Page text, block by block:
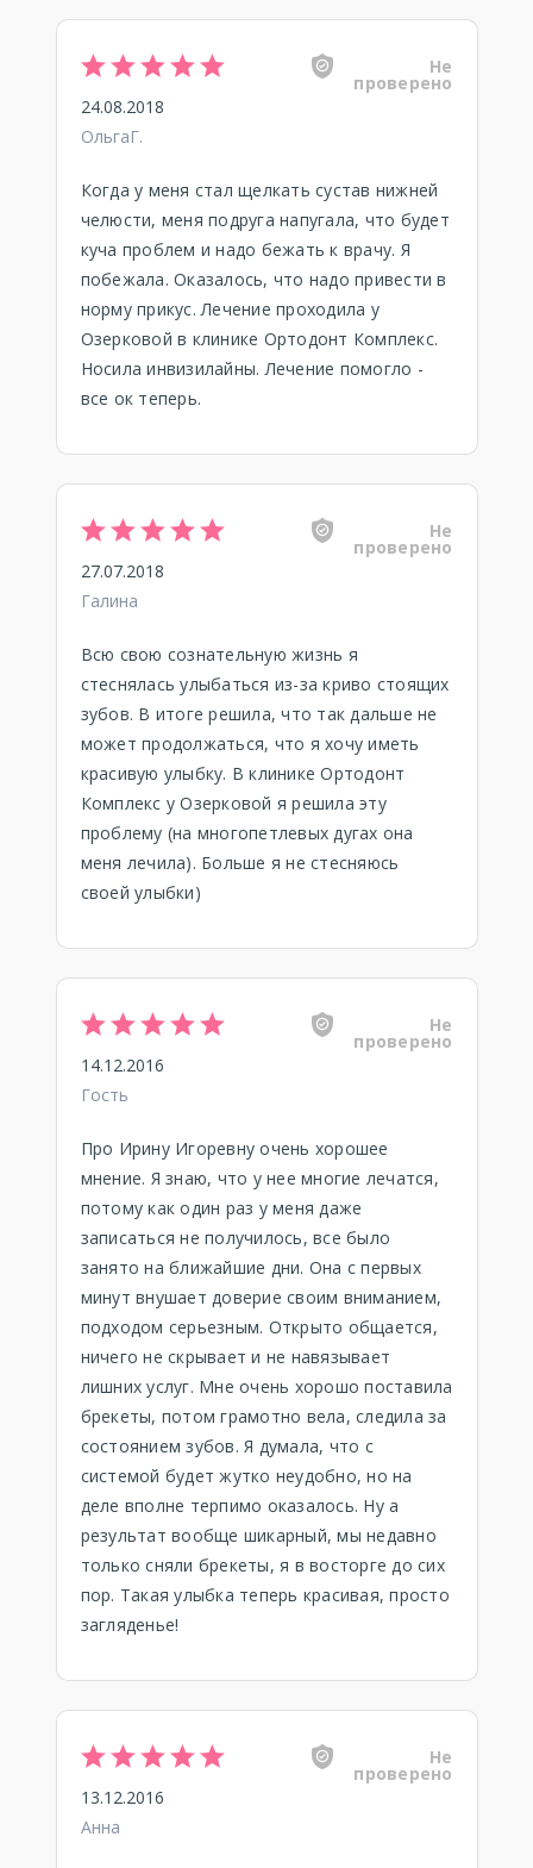
Не
проверено
24.08.2018
ОльгаГ.
Когда у меня стал щелкать сустав нижней
челюсти, меня подруга напугала, что будет
куча проблем и надо бежать к врачу. Я
побежала. Оказалось, что надо привести в
норму прикус. Лечение проходила у
Озерковой в клинике Ортодонт Комплекс.
Носила инвизилайны. Лечение помогло -
все ок теперь.
Не
проверено
27.07.2018
Галина
Всю свою сознательную жизнь я
стеснялась улыбаться из-за криво стоящих
зубов. В итоге решила, что так дальше не
может продолжаться, что я хочу иметь
красивую улыбку. В клинике Ортодонт
Комплекс у Озерковой я решила эту
проблему (на многопетлевых дугах она
меня лечила). Больше я не стесняюсь
своей улыбки)
Не
проверено
14.12.2016
Гость
Про Ирину Игоревну очень хорошее
мнение. Я знаю, что у нее многие лечатся,
потому как один раз у меня даже
записаться не получилось, все было
занято на ближайшие дни. Она с первых
минут внушает доверие своим вниманием,
подходом серьезным. Открыто общается,
ничего не скрывает и не навязывает
лишних услуг. Мне очень хорошо поставила
брекеты, потом грамотно вела, следила за
состоянием зубов. Я думала, что с
системой будет жутко неудобно, но на
деле вполне терпимо оказалось. Ну а
результат вообще шикарный, мы недавно
только сняли брекеты, я в восторге до сих
пор. Такая улыбка теперь красивая, просто
загляденье!
Не
проверено
13.12.2016
Анна